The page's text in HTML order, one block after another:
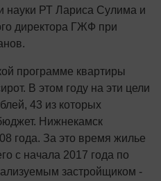
науки РТ Лариса Сулима и
директора ГЖФ при
программе квартиры
В этом году на эти цели
43 из которых
Нижнекамск
года. За это время жилье
с начала 2017 года по
застройщиком -